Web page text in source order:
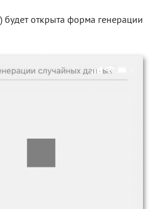
будет открыта форма генерации